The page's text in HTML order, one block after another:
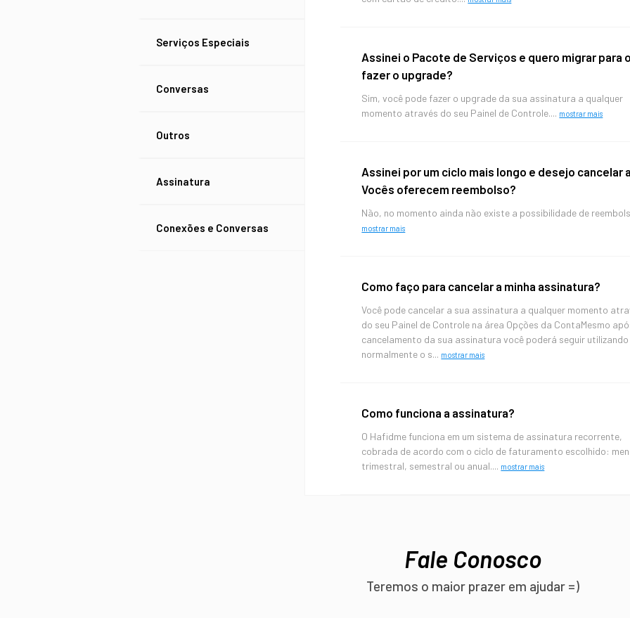
Serviços Especiais
Conversas
Outros
Assinatura
Conexões e Conversas
Assinei o Pacote de Serviços e quero migrar para
fazer o upgrade?
Sim, você pode fazer o upgrade da sua assinatura a qualquer
momento através do seu Painel de Controle.... mostrar mais
Assinei por um ciclo mais longo e desejo cancelar
Vocês oferecem reembolso?
Não, no momento ainda não existe a possibilidade de
mostrar mais
Como faço para cancelar a minha assinatura?
Você pode cancelar a sua assinatura a qualquer momento
do seu Painel de Controle na área Opções da ContaMesmo
cancelamento da sua assinatura você poderá seguir utilizando
normalmente o s... mostrar mais
Como funciona a assinatura?
O Hafidme funciona em um sistema de assinatura recorrente,
cobrada de acordo com o ciclo de faturamento escolhido:
trimestral, semestral ou anual.... mostrar mais
Fale Conosco
Teremos o maior prazer em ajudar =)